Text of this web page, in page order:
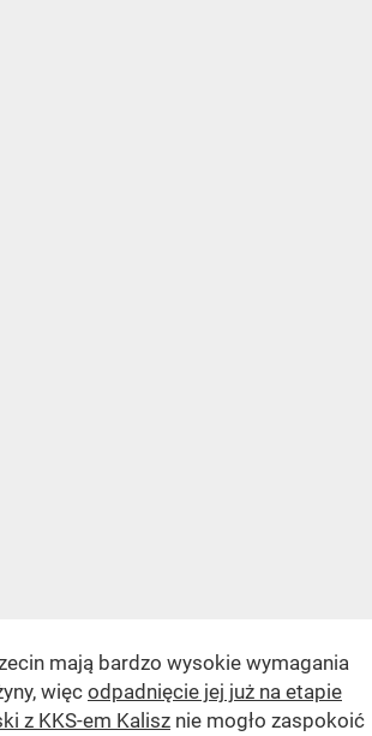
mają bardzo wysokie wymagania
więc odpadnięcie jej już na etapie
z KKS-em Kalisz nie mogło zaspokoić